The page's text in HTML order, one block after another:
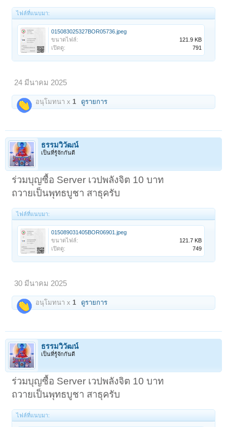
ไฟล์ที่แนบมา:
015083025327BOR05736.jpeg
ขนาดไฟล์:
121.9 KB
เปิดดู:
791
24 มีนาคม 2025
อนุโมทนา x 1 ดูรายการ
ธรรมวิวัฒน์
เป็นที่รู้จักกันดี
ร่วมบุญซื้อ Server เวปพลังจิต 10 บาท
ถวายเป็นพุทธบูชา สาธุครับ
ไฟล์ที่แนบมา:
015089031405BOR06901.jpeg
ขนาดไฟล์:
121.7 KB
เปิดดู:
749
30 มีนาคม 2025
อนุโมทนา x1 ดูรายการ
ธรรมวิวัฒน์
เป็นที่รู้จักกันดี
ร่วมบุญซื้อ Server เวปพลังจิต 10 บาท
ถวายเป็นพุทธบูชา สาธุครับ
ไฟล์ที่แนบมา: